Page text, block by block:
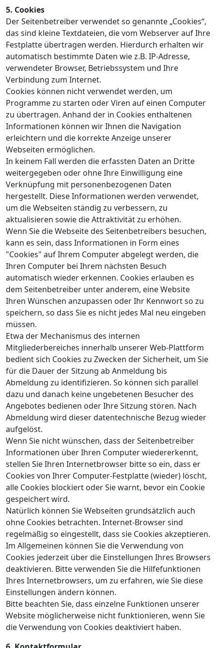
5. Cookies
Der Seitenbetreiber verwendet so genannte „Cookies“,
das sind kleine Textdateien, die vom Webserver auf Ihre
Festplatte übertragen werden. Hierdurch erhalten wir
automatisch bestimmte Daten wie z.B. IP-Adresse,
verwendeter Browser, Betriebssystem und Ihre
Verbindung zum Internet.
Cookies können nicht verwendet werden, um
Programme zu starten oder Viren auf einen Computer
zu übertragen. Anhand der in Cookies enthaltenen
Informationen können wir Ihnen die Navigation
erleichtern und die korrekte Anzeige unserer
Webseiten ermöglichen.
In keinem Fall werden die erfassten Daten an Dritte
weitergegeben oder ohne Ihre Einwilligung eine
Verknüpfung mit personenbezogenen Daten
hergestellt. Diese Informationen werden verwendet,
um die Webseiten ständig zu verbessern, zu
aktualisieren sowie die Attraktivität zu erhöhen.
Wenn Sie die Webseite des Seitenbetreibers besuchen,
kann es sein, dass Informationen in Form eines
"Cookies" auf Ihrem Computer abgelegt werden, die
Ihren Computer bei Ihrem nächsten Besuch
automatisch wieder erkennen. Cookies erlauben es
dem Seitenbetreiber unter anderem, eine Website
Ihren Wünschen anzupassen oder Ihr Kennwort so zu
speichern, so dass Sie es nicht jedes Mal neu eingeben
müssen.
Etwa der Mechanismus des internen
Mitgliederbereiches innerhalb unserer Web-Plattform
bedient sich Cookies zu Zwecken der Sicherheit, um Sie
für die Dauer der Sitzung ab Anmeldung bis
Abmeldung zu identifizieren. So können sich parallel
dazu und danach keine ungebetenen Besucher des
Angebotes bedienen oder Ihre Sitzung stören. Nach
Abmeldung wird dieser datentechnische Bezug wieder
aufgelöst.
Wenn Sie nicht wünschen, dass der Seitenbetreiber
Informationen über Ihren Computer wiedererkennt,
stellen Sie Ihren Internetbrowser bitte so ein, dass er
Cookies von Ihrer Computer-Festplatte (wieder) löscht,
alle Cookies blockiert oder Sie warnt, bevor ein Cookie
gespeichert wird.
Natürlich können Sie Webseiten grundsätzlich auch
ohne Cookies betrachten. Internet-Browser sind
regelmäßig so eingestellt, dass sie Cookies akzeptieren.
Im Allgemeinen können Sie die Verwendung von
Cookies jederzeit über die Einstellungen Ihres Browsers
deaktivieren. Bitte verwenden Sie die Hilfefunktionen
Ihres Internetbrowsers, um zu erfahren, wie Sie diese
Einstellungen ändern können.
Bitte beachten Sie, dass einzelne Funktionen unserer
Website möglicherweise nicht funktionieren, wenn Sie
die Verwendung von Cookies deaktiviert haben.